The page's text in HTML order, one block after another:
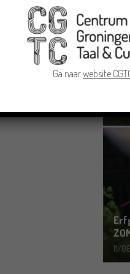
19/
11/
Ga naarwebsite